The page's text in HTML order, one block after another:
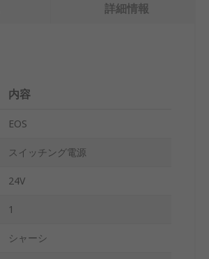
詳細情報
内容
EOS
スイッチング電源
24V
1
シャーシ